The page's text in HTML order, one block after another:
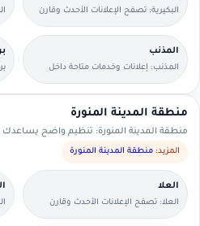
البكيرية: تصفح الإعلانات الأحدث وقارن
التفاصيل بسرعة.
المذنب
المذنب: إعلانات وخدمات متاحة داخل
الحي مع وسائل تواصل مباشرة.
منطقة المدينة المنورة
منطقة المدينة المنورة: تنظيم واضح
المزيد: منطقة المدينة المنورة
العلا
العلا: تصفح الإعلانات الأحدث وقارن
التفاصيل بسرعة.